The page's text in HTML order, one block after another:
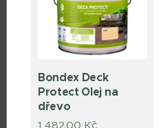
Bondex Deck
Protect Olej na
dřevo
1 482,00 Kč